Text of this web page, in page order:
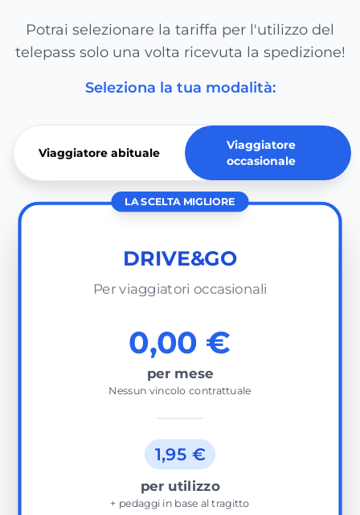
Potrai selezionare la tariffa per l'utilizzo del
telepass solo una volta ricevuta la spedizione!
Seleziona la tua modalità:
Viaggiatore abituale
Viaggiatore
occasionale
LA SCELTA MIGLIORE
DRIVE&GO
Per viaggiatori occasionali
0,00 €
per mese
Nessun vincolo contrattuale
1,95 €
per utilizzo
+ pedaggi in base al tragitto